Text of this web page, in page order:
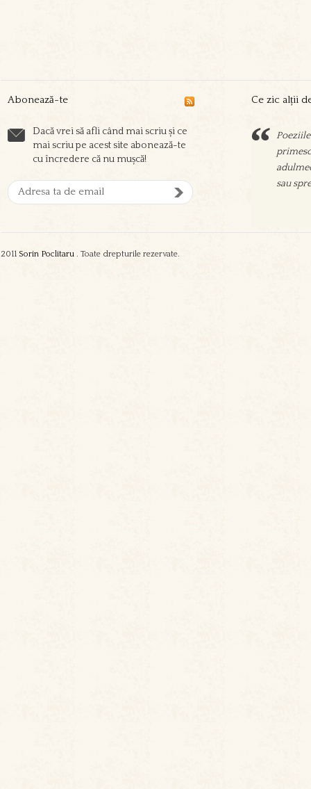
Abonează-te
Dacă vrei să afli când mai scriu și ce
mai scriu pe acest site abonează-te
cu încredere că nu mușcă!
Ce zic alții
sau
Sorin
aşeza
2011 Sorin Poclitaru . Toate drepturile rezervate.